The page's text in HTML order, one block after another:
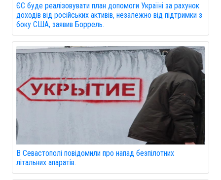
ЄС буде реалізовувати план допомоги Україні за рахунок
доходів від російських активів, незалежно від підтримки з
боку США, заявив Боррель.
В Севастополі повідомили про напад безпілотних
літальних апаратів.